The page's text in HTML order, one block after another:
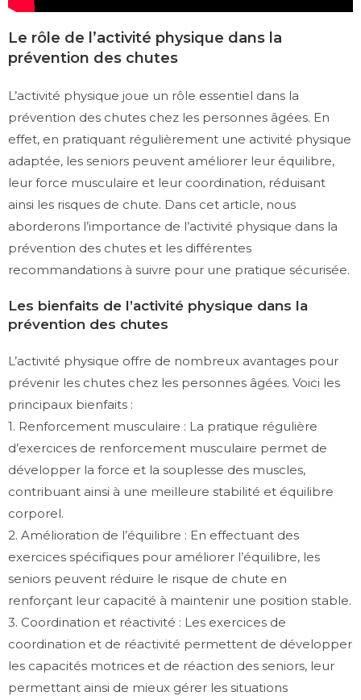
Le rôle de l’activité physique dans la
prévention des chutes
L’activité physique joue un rôle essentiel dans la
prévention des chutes chez les personnes âgées. En
effet, en pratiquant régulièrement une activité physique
adaptée, les seniors peuvent améliorer leur équilibre,
leur force musculaire et leur coordination, réduisant
ainsi les risques de chute. Dans cet article, nous
aborderons l’importance de l’activité physique dans la
prévention des chutes et les différentes
recommandations à suivre pour une pratique sécurisée.
Les bienfaits de l’activité physique dans la
prévention des chutes
L’activité physique offre de nombreux avantages pour
prévenir les chutes chez les personnes âgées. Voici les
principaux bienfaits :
1. Renforcement musculaire : La pratique régulière
d’exercices de renforcement musculaire permet de
développer la force et la souplesse des muscles,
contribuant ainsi à une meilleure stabilité et équilibre
corporel.
2. Amélioration de l’équilibre : En effectuant des
exercices spécifiques pour améliorer l’équilibre, les
seniors peuvent réduire le risque de chute en
renforçant leur capacité à maintenir une position stable.
3. Coordination et réactivité : Les exercices de
coordination et de réactivité permettent de développer
les capacités motrices et de réaction des seniors, leur
permettant ainsi de mieux gérer les situations